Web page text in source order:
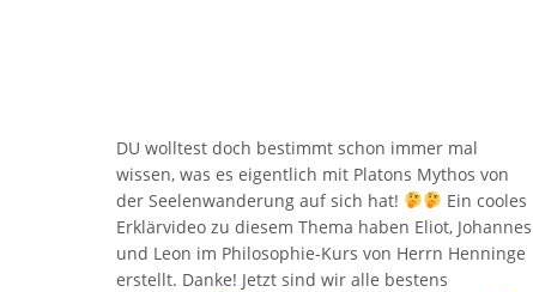
DU wolltest doch bestimmt schon immer mal
wissen, was es eigentlich mit Platons Mythos von
der Seelenwanderung auf sich hat!
Ein cooles
Erklärvideo zu diesem Thema haben Eliot, Johannes
und Leon im Philosophie-Kurs von Herrn Henninge
erstellt. Danke! Jetzt sind wir alle bestens